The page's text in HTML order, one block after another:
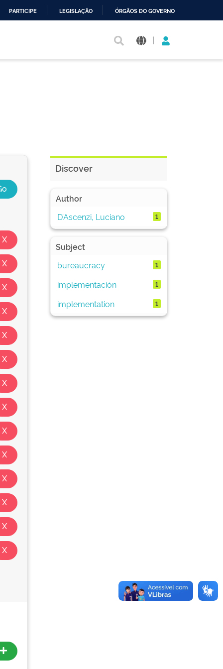
PARTICIPE LEGISLAÇÃO ÓRGÃOS DO GOVERNO
|
Discover
Author
D’Ascenzi, Luciano
1
Subject
bureaucracy
1
implementación 1
implementation 1